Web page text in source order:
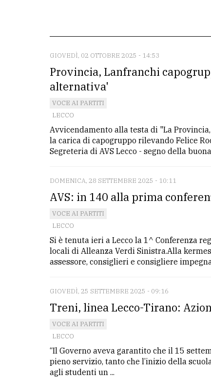
GIOVEDÌ, 02 OTTOBRE 2025 - 14:53
Provincia, Lanfranchi
alternativa'
VOCE AI PARTITI
LECCO
Avvicendamento alla testa di "La
la carica di capogruppo rilevando Felice
Segreteria di AVS Lecco - segno della
DOMENICA, 28 SETTEMBRE 2025 - 10:11
AVS: in 140 alla prima
VOCE AI PARTITI
LECCO
Si è tenuta ieri a Lecco la 1^ Conferenza
locali di Alleanza Verdi Sinistra.Alla
assessore, consiglieri e consigliere
GIOVEDÌ, 25 SETTEMBRE 2025 - 09:16
Treni, linea Lecco-Tirano:
VOCE AI PARTITI
LECCO
“Il Governo aveva garantito che il 15
pieno servizio, tanto che l’inizio della
agli studenti un ...